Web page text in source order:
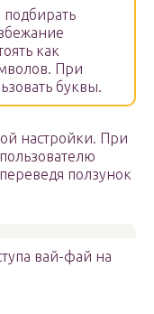
подбирать
как
При
буквы.
настройки. При
ползунок
вай-фай на